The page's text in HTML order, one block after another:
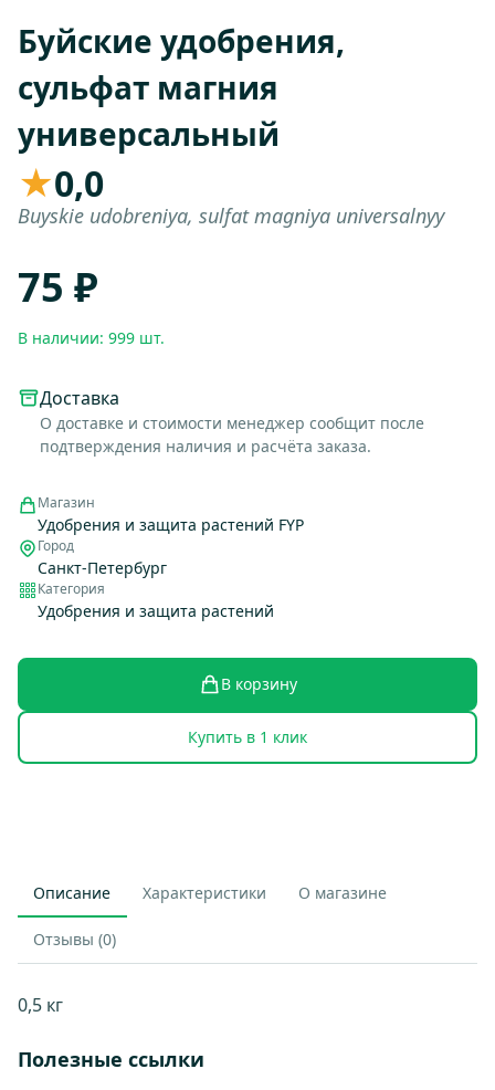
Буйские удобрения,
сульфат магния
универсальный
★0,0
Buyskie udobreniya, sulfat magniya universalnyy
75 ₽
В наличии: 999 шт.
Доставка
О доставке и стоимости менеджер сообщит после
подтверждения наличия и расчёта заказа.
Магазин
Удобрения и защита растений FYP
Город
Санкт-Петербург
Категория
Удобрения и защита растений
В корзину
Купить в 1 клик
Описание Характеристики О магазине
Отзывы (0)
0,5 кг
Полезные ссылки